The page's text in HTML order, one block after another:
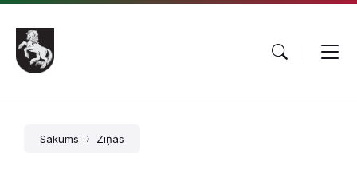
Pāriet
saturu
Skip
main
navigation
Skip
footer
Sākums Ziņas